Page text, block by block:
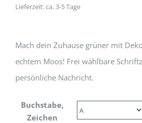
79,20 €
Lieferzeit: ca. 3-5 Tage
Mach dein Zuhause grüner mit
echtem Moos! Frei wählbare
persönliche Nachricht.
Buchstabe,
Zeichen